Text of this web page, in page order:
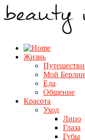
Жизнь
Мой Берлин
Еда
Общение
Красота
Уход
Лицо
Глаза
Губы